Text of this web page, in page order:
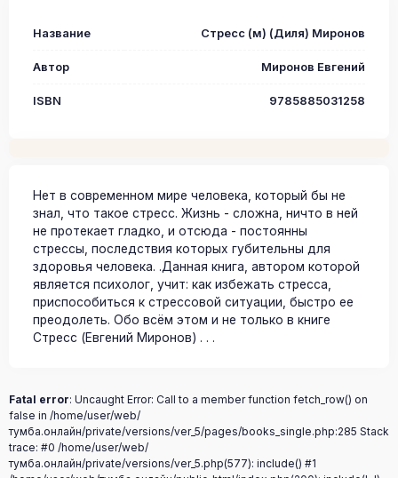
Название Стресс (м) (Диля) Миронов
Автор Миронов Евгений
ISBN 9785885031258
Нет в современном мире человека, который бы не
знал, что такое стресс. Жизнь - сложна, ничто в ней
не протекает гладко, и отсюда - постоянны
стрессы, последствия которых губительны для
здоровья человека. .Данная книга, автором которой
является психолог, учит: как избежать стресса,
приспособиться к стрессовой ситуации, быстро ее
преодолеть. Обо всём этом и не только в книге
Стресс (Евгений Миронов) . . .
Fatal error: Uncaught Error: Call to a member function fetch_row() on
false in /home/user/web/
тумба.онлайн/private/versions/ver_5/pages/books_single.php:285 Stack
trace: #0 /home/user/web/
тумба.онлайн/private/versions/ver_5.php(577): include() #1